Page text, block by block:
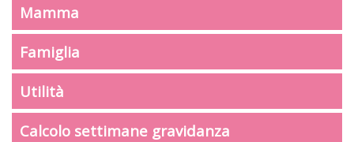
Mamma
Famiglia
Utilità
Calcolo settimane gravidanza